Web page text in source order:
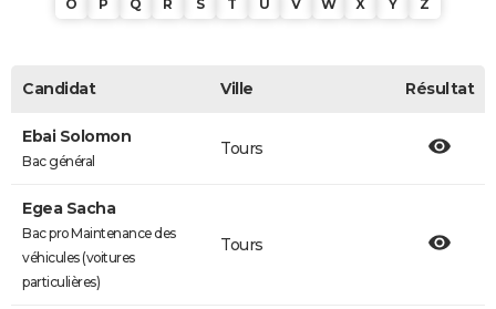
O
P Q R S T U V W X Y Z
Candidat Ville Résultat
Ebai Solomon
Bac général
Tours
Egea Sacha
Bac pro Maintenance des
véhicules (voitures
particulières)
Tours